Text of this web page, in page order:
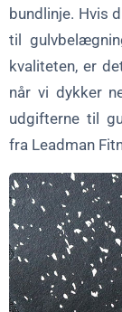
Forskellige
Leadman
Besparelser
Mængderabatter
Bæredygtighed
Konklusion
bundlinje. Hvis
til
kvaliteten, er
når vi dykker
udgifterne til
fra Leadman